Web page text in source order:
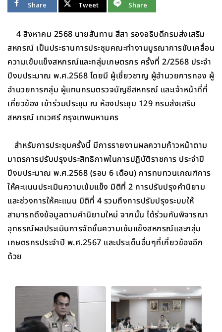
Share Tweet Share
4 สิงหาคม 2568 นายสันทาน สีสา รองอธิบดีกรมส่งเสริม
สหกรณ์ เป็นประธานการประชุมคณะทำงานบูรณาการขับเคลื่อน
ความเข้มแข็งสหกรณ์และกลุ่มเกษตรกร ครั้งที่ 2/2568 ประจำ
ปีงบประมาณ พ.ศ.2568 โดยมี ผู้เชี่ยวชาญ ผู้อำนวยการกอง ผู้
อำนวยการกลุ่ม ผู้แทนกรมตรวจบัญชีสหกรณ์ และเจ้าหน้าที่ที่
เกี่ยวข้อง เข้าร่วมประชุม ณ ห้องประชุม 129 กรมส่งเสริม
สหกรณ์ เทเวศร์ กรุงเทพมหานคร
สำหรับการประชุมครั้งนี้ มีการรายงานผลความก้าวหน้าตาม
มาตรการปรับปรุงประสิทธิภาพในการปฏิบัติราชการ ประจำปี
ปีงบประมาณ พ.ศ.2568 (รอบ 6 เดือน) การทบทวนเกณฑ์การ
ให้คะแนนประเมินความเข้มแข็ง มิติที่ 2 การปรับปรุงคำนิยาม
และช่วงการให้คะแนน มิติที่ 4 รวมถึงการปรับปรุงระบบให้
สามารถดึงข้อมูลตามคำนิยามใหม่ จากนั้น ได้ร่วมกันพิจารณา
อุทธรณ์ผลประเมินการจัดชั้นความเข้มแข็งสหกรณ์และกลุ่ม
เกษตรกรประจำปี พ.ศ.2567 และประเด็นอื่นๆที่เกี่ยวข้องอีก
ด้วย